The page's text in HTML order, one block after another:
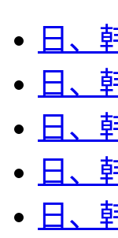
日、
日、
日、
日、
日、